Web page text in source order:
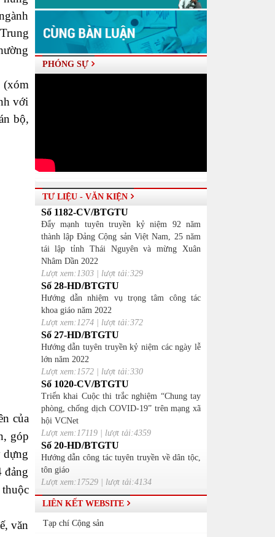
(xóm
với
bộ,
của
góp
dựng
đảng
văn
PHÓNG SỰ
TƯ LIỆU - VĂN KIỆN
Số 1182-CV/BTGTU
Đẩy mạnh tuyên truyền kỷ niệm 92 năm
thành lập Đảng Cộng sản Việt Nam, 25 năm
tái lập tỉnh Thái Nguyên và mừng Xuân
Nhâm Dần 2022
Lượt xem:1303 | lượt tải:329
Số 28-HD/BTGTU
Hướng dẫn nhiệm vụ trọng tâm công tác
khoa giáo năm 2022
Lượt xem:1274 | lượt tải:372
Số 27-HD/BTGTU
Hướng dẫn tuyên truyền kỷ niệm các ngày lễ
lớn năm 2022
Lượt xem:1572 | lượt tải:330
Số 1020-CV/BTGTU
Triển khai Cuộc thi trắc nghiệm “Chung tay
phòng, chống dịch COVID-19” trên mạng xã
hội VCNet
Lượt xem:17119 | lượt tải:4359
Số 20-HD/BTGTU
Hướng dẫn công tác tuyên truyền về dân tộc,
tôn giáo
Lượt xem:17529 | lượt tải:4134
LIÊN KẾT WEBSITE
Tạp chí Cộng sản